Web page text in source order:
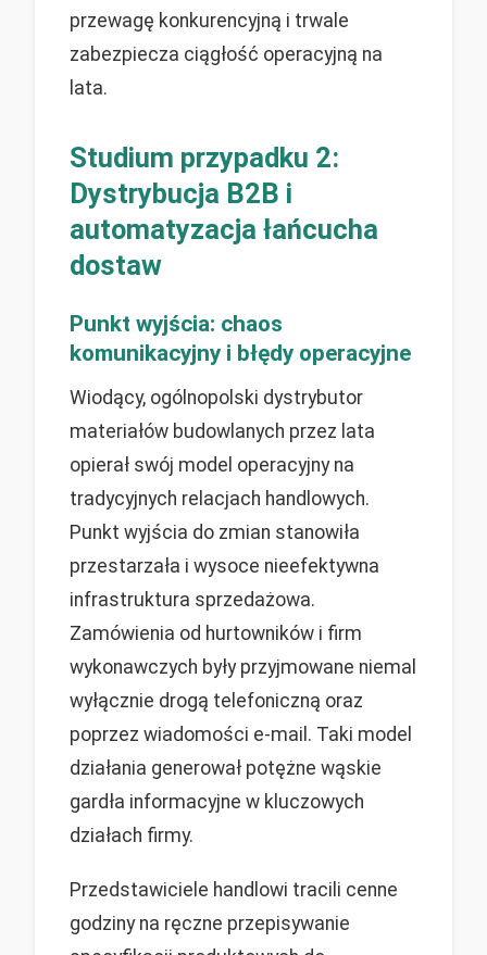
przewagę konkurencyjną i trwale
zabezpiecza ciągłość operacyjną na
lata.
Studium przypadku 2:
Dystrybucja B2B i
automatyzacja łańcucha
dostaw
Punkt wyjścia: chaos
komunikacyjny i błędy operacyjne
Wiodący, ogólnopolski dystrybutor
materiałów budowlanych przez lata
opierał swój model operacyjny na
tradycyjnych relacjach handlowych.
Punkt wyjścia do zmian stanowiła
przestarzała i wysoce nieefektywna
infrastruktura sprzedażowa.
Zamówienia od hurtowników i firm
wykonawczych były przyjmowane niemal
wyłącznie drogą telefoniczną oraz
poprzez wiadomości e-mail. Taki model
działania generował potężne wąskie
gardła informacyjne w kluczowych
działach firmy.
Przedstawiciele handlowi tracili cenne
godziny na ręczne przepisywanie